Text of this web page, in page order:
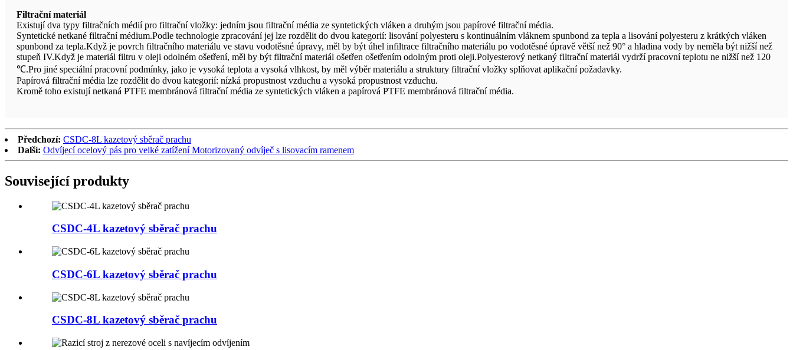
Filtrační materiál
Existují dva typy filtračních médií pro filtrační vložky: jedním jsou filtrační média ze syntetických vláken a druhým jsou papírové filtrační média.
Syntetické netkané filtrační médium.Podle technologie zpracování jej lze rozdělit do dvou kategorií: lisování polyesteru s kontinuálním vláknem spunbond za tepla a lisování polyesteru z krátkých vláken
spunbond za tepla.Když je povrch filtračního materiálu ve stavu vodotěsné úpravy, měl by být úhel infiltrace filtračního materiálu po vodotěsné úpravě větší než 90° a hladina vody by neměla být nižší než
stupeň IV.Když je materiál filtru v oleji odolném ošetření, měl by být filtrační materiál ošetřen ošetřením odolným proti oleji.Polyesterový netkaný filtrační materiál vydrží pracovní teplotu ne nižší než 120
℃.Pro jiné speciální pracovní podmínky, jako je vysoká teplota a vysoká vlhkost, by měl výběr materiálu a struktury filtrační vložky splňovat aplikační požadavky.
Papírová filtrační média lze rozdělit do dvou kategorií: nízká propustnost vzduchu a vysoká propustnost vzduchu.
Kromě toho existují netkaná PTFE membránová filtrační média ze syntetických vláken a papírová PTFE membránová filtrační média.
Předchozí: CSDC-8L kazetový sběrač prachu
Další: Odvíjecí ocelový pás pro velké zatížení Motorizovaný odvíječ s lisovacím ramenem
Související produkty
CSDC-4L kazetový sběrač prachu
CSDC-6L kazetový sběrač prachu
CSDC-8L kazetový sběrač prachu